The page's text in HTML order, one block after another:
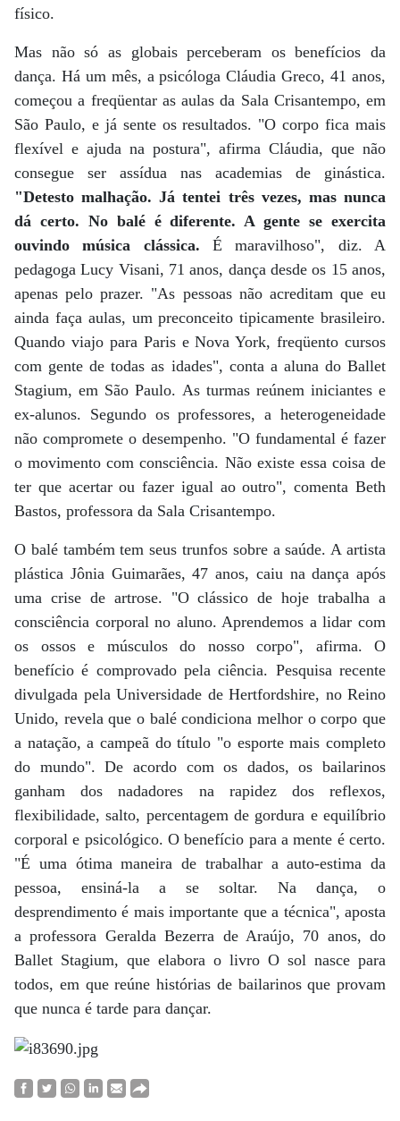
físico.
Mas não só as globais perceberam os benefícios da
dança. Há um mês, a psicóloga Cláudia Greco, 41 anos,
começou a freqüentar as aulas da Sala Crisantempo, em
São Paulo, e já sente os resultados. "O corpo fica mais
flexível e ajuda na postura", afirma Cláudia, que não
consegue ser assídua nas academias de ginástica.
"Detesto malhação. Já tentei três vezes, mas nunca
dá certo. No balé é diferente. A gente se exercita
ouvindo música clássica. É maravilhoso", diz. A
pedagoga Lucy Visani, 71 anos, dança desde os 15 anos,
apenas pelo prazer. "As pessoas não acreditam que eu
ainda faça aulas, um preconceito tipicamente brasileiro.
Quando viajo para Paris e Nova York, freqüento cursos
com gente de todas as idades", conta a aluna do Ballet
Stagium, em São Paulo. As turmas reúnem iniciantes e
ex-alunos. Segundo os professores, a heterogeneidade
não compromete o desempenho. "O fundamental é fazer
o movimento com consciência. Não existe essa coisa de
ter que acertar ou fazer igual ao outro", comenta Beth
Bastos, professora da Sala Crisantempo.
O balé também tem seus trunfos sobre a saúde. A artista
plástica Jônia Guimarães, 47 anos, caiu na dança após
uma crise de artrose. "O clássico de hoje trabalha a
consciência corporal no aluno. Aprendemos a lidar com
os ossos e músculos do nosso corpo", afirma. O
benefício é comprovado pela ciência. Pesquisa recente
divulgada pela Universidade de Hertfordshire, no Reino
Unido, revela que o balé condiciona melhor o corpo que
a natação, a campeã do título "o esporte mais completo
do mundo". De acordo com os dados, os bailarinos
ganham dos nadadores na rapidez dos reflexos,
flexibilidade, salto, percentagem de gordura e equilíbrio
corporal e psicológico. O benefício para a mente é certo.
"É uma ótima maneira de trabalhar a auto-estima da
pessoa, ensiná-la a se soltar. Na dança, o
desprendimento é mais importante que a técnica", aposta
a professora Geralda Bezerra de Araújo, 70 anos, do
Ballet Stagium, que elabora o livro O sol nasce para
todos, em que reúne histórias de bailarinos que provam
que nunca é tarde para dançar.